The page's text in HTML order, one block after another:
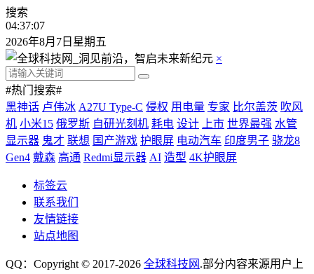
搜索
04:37:07
2026年8月7日星期五
×
#热门搜索#
黑神话 卢伟冰 A27U Type-C 侵权 用电量 专家 比尔盖茨 吹风
机 小米15 俄罗斯 自研光刻机 耗电 设计 上市 世界最强 水管
显示器 鬼才 联想 国产游戏 护眼屏 电动汽车 印度男子 骁龙8
Gen4 戴森 高通 Redmi显示器 AI 造型 4K护眼屏
标签云
联系我们
友情链接
站点地图
QQ：Copyright © 2017-2026 全球科技网 .部分内容来源用户上